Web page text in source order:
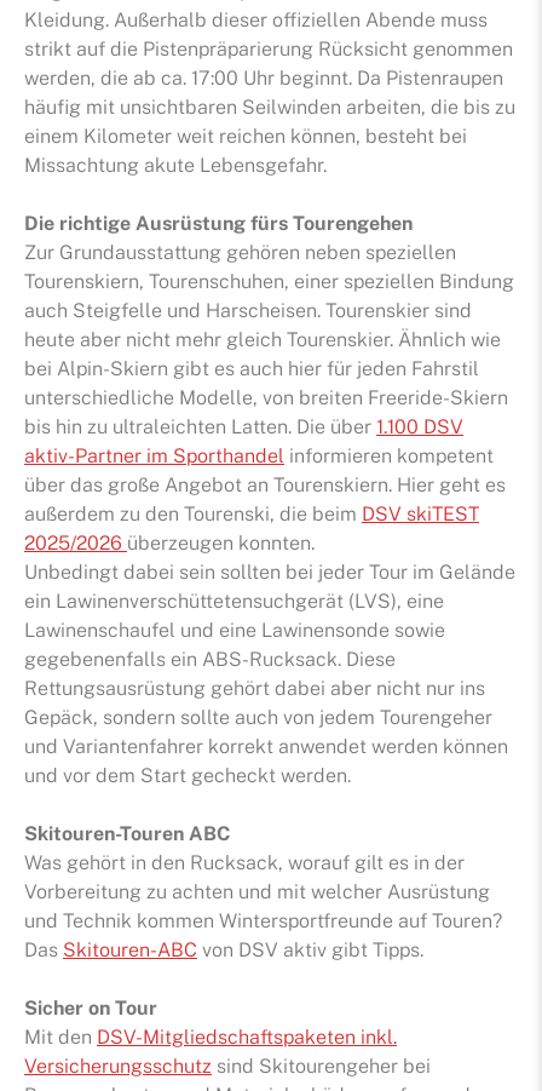
Kleidung. Außerhalb dieser offiziellen Abende muss
strikt auf die Pistenpräparierung Rücksicht genommen
werden, die ab ca. 17:00 Uhr beginnt. Da Pistenraupen
häufig mit unsichtbaren Seilwinden arbeiten, die bis zu
einem Kilometer weit reichen können, besteht bei
Missachtung akute Lebensgefahr.
Die richtige Ausrüstung fürs Tourengehen
Zur Grundausstattung gehören neben speziellen
Tourenskiern, Tourenschuhen, einer speziellen Bindung
auch Steigfelle und Harscheisen. Tourenskier sind
heute aber nicht mehr gleich Tourenskier. Ähnlich wie
bei Alpin-Skiern gibt es auch hier für jeden Fahrstil
unterschiedliche Modelle, von breiten Freeride-Skiern
bis hin zu ultraleichten Latten. Die über 1.100 DSV
aktiv-Partner im Sporthandel informieren kompetent
über das große Angebot an Tourenskiern. Hier geht es
außerdem zu den Tourenski, die beim DSV skiTEST
2025/2026 überzeugen konnten.
Unbedingt dabei sein sollten bei jeder Tour im Gelände
ein Lawinenverschüttetensuchgerät (LVS), eine
Lawinenschaufel und eine Lawinensonde sowie
gegebenenfalls ein ABS-Rucksack. Diese
Rettungsausrüstung gehört dabei aber nicht nur ins
Gepäck, sondern sollte auch von jedem Tourengeher
und Variantenfahrer korrekt anwendet werden können
und vor dem Start gecheckt werden.
Skitouren-Touren ABC
Was gehört in den Rucksack, worauf gilt es in der
Vorbereitung zu achten und mit welcher Ausrüstung
und Technik kommen Wintersportfreunde auf Touren?
Das Skitouren-ABC von DSV aktiv gibt Tipps.
Sicher on Tour
Mit den DSV-Mitgliedschaftspaketen inkl.
Versicherungsschutz sind Skitourengeher bei